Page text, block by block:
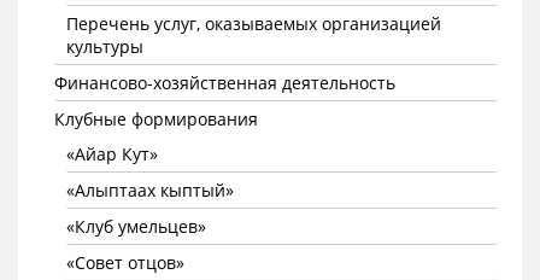
Перечень услуг, оказываемых организацией
культуры
Финансово-хозяйственная деятельность
Клубные формирования
«Айар Кут»
«Алыптаах кыптый»
«Клуб умельцев»
«Совет отцов»